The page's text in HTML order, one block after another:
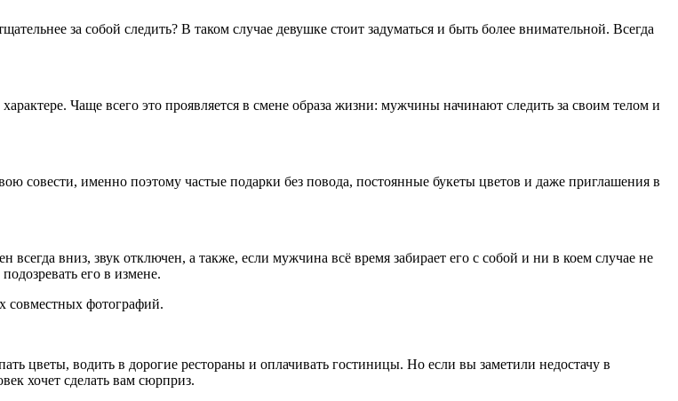
за собой следить? В таком случае девушке стоит задуматься и быть более внимательной. Всегда
Чаще всего это проявляется в смене образа жизни: мужчины начинают следить за своим телом и
совести, именно поэтому частые подарки без повода, постоянные букеты цветов и даже приглашения в
вниз, звук отключен, а также, если мужчина всё время забирает его с собой и ни в коем случае не
его в измене.
совместных фотографий.
цветы, водить в дорогие рестораны и оплачивать гостиницы. Но если вы заметили недостачу в
хочет сделать вам сюрприз.